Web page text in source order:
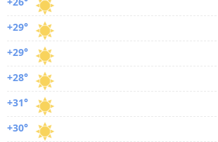
+29°
+29°
+28°
+31°
+30°